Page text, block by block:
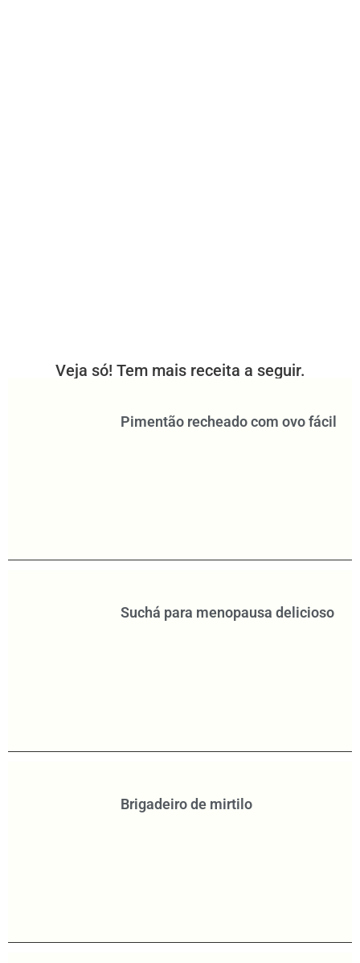
Veja só! Tem mais receita a seguir.
Pimentão recheado com ovo fácil
Suchá para menopausa delicioso
Brigadeiro de mirtilo